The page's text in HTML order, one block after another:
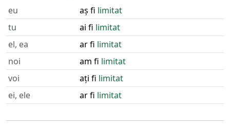
eu aș fi limitat
tu
ai fi limitat
el, ea
ar fi limitat
noi
am fi limitat
voi
ați fi limitat
ei, ele
ar fi limitat